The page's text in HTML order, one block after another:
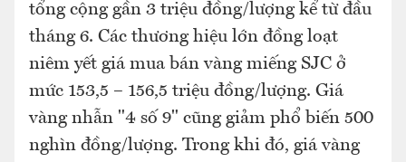
tổng cộng gần 3 triệu đồng/lượng kể từ đầu
tháng 6. Các thương hiệu lớn đồng loạt
niêm yết giá mua bán vàng miếng SJC ở
mức 153,5 – 156,5 triệu đồng/lượng. Giá
vàng nhẫn "4 số 9" cũng giảm phổ biến 500
nghìn đồng/lượng. Trong khi đó, giá vàng